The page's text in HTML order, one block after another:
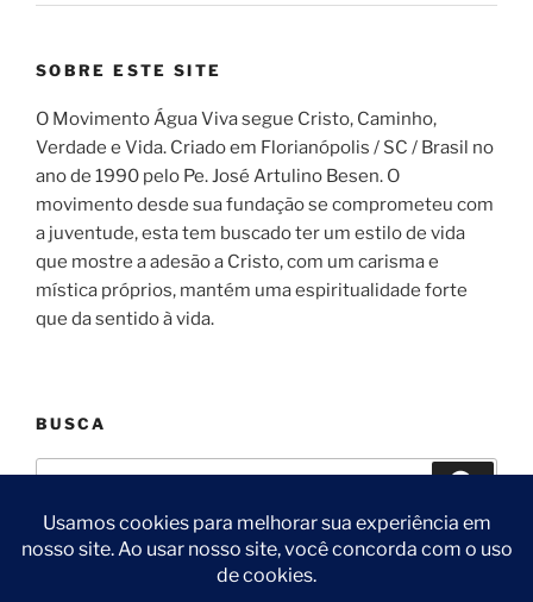
SOBRE ESTE SITE
O Movimento Água Viva segue Cristo, Caminho,
Verdade e Vida. Criado em Florianópolis / SC / Brasil no
ano de 1990 pelo Pe. José Artulino Besen. O
movimento desde sua fundação se comprometeu com
a juventude, esta tem buscado ter um estilo de vida
que mostre a adesão a Cristo, com um carisma e
mística próprios, mantém uma espiritualidade forte
que da sentido à vida.
BUSCA
Pesquisar